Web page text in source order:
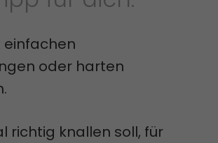
einfachen
oder harten
richtig knallen soll, für